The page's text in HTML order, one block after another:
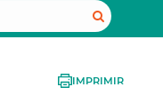
IMPRIMIR